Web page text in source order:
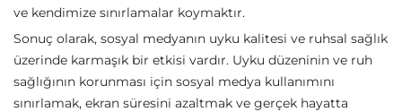
ve kendimize sınırlamalar koymaktır.
Sonuç olarak, sosyal medyanın uyku kalitesi ve ruhsal sağlık
üzerinde karmaşık bir etkisi vardır. Uyku düzeninin ve ruh
sağlığının korunması için sosyal medya kullanımını
sınırlamak, ekran süresini azaltmak ve gerçek hayatta